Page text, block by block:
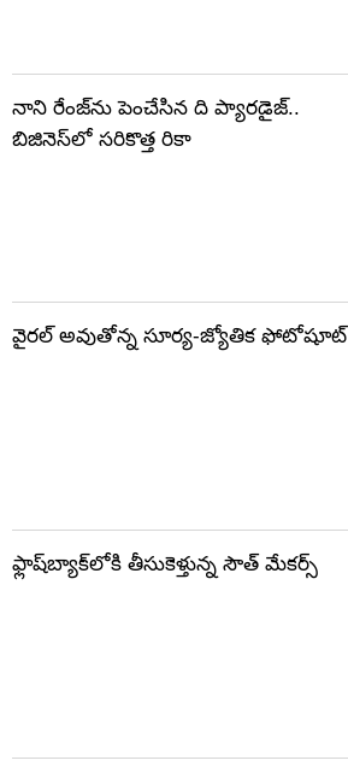
నాని రేంజ్‌ను పెంచేసిన ది ప్యారడైజ్..
బిజినెస్‌లో సరికొత్త రికా
వైరల్ అవుతోన్న సూర్య-జ్యోతిక ఫోటోషూట్
ఫ్లాష్‌బ్యాక్‌లోకి తీసుకెళ్తున్న సౌత్‌ మేకర్స్‌